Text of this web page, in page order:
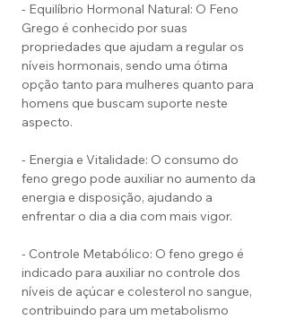
- Equilíbrio Hormonal Natural: O Feno
Grego é conhecido por suas
propriedades que ajudam a regular os
níveis hormonais, sendo uma ótima
opção tanto para mulheres quanto para
homens que buscam suporte neste
aspecto.
- Energia e Vitalidade: O consumo do
feno grego pode auxiliar no aumento da
energia e disposição, ajudando a
enfrentar o dia a dia com mais vigor.
- Controle Metabólico: O feno grego é
indicado para auxiliar no controle dos
níveis de açúcar e colesterol no sangue,
contribuindo para um metabolismo